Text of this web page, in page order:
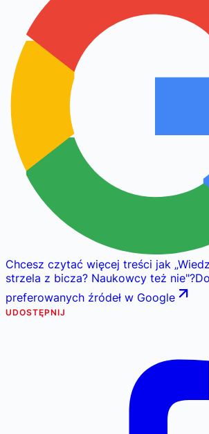
Chcesz czytać więcej treści jak „
strzela z bicza? Naukowcy też nie"?
preferowanych źródeł w Google
UDOSTĘPNIJ